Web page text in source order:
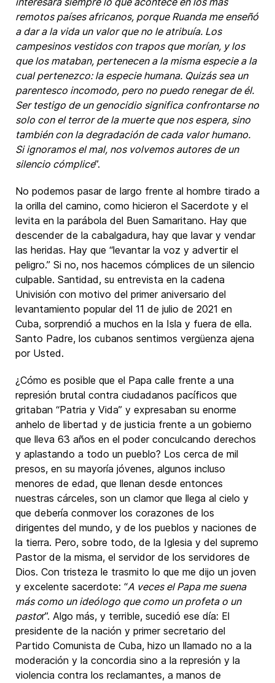
remotos países africanos, porque Ruanda me enseñó
a dar a la vida un valor que no le atribuía. Los
campesinos vestidos con trapos que morían, y los
que los mataban, pertenecen a la misma especie a la
cual pertenezco: la especie humana. Quizás sea un
parentesco incomodo, pero no puedo renegar de él.
Ser testigo de un genocidio significa confrontarse no
solo con el terror de la muerte que nos espera, sino
también con la degradación de cada valor humano.
Si ignoramos el mal, nos volvemos autores de un
silencio cómplice”.
No podemos pasar de largo frente al hombre tirado a
la orilla del camino, como hicieron el Sacerdote y el
levita en la parábola del Buen Samaritano. Hay que
descender de la cabalgadura, hay que lavar y vendar
las heridas. Hay que “levantar la voz y advertir el
peligro.” Si no, nos hacemos cómplices de un silencio
culpable. Santidad, su entrevista en la cadena
Univisión con motivo del primer aniversario del
levantamiento popular del 11 de julio de 2021 en
Cuba, sorprendió a muchos en la Isla y fuera de ella.
Santo Padre, los cubanos sentimos vergüenza ajena
por Usted.
¿Cómo es posible que el Papa calle frente a una
represión brutal contra ciudadanos pacíficos que
gritaban “Patria y Vida” y expresaban su enorme
anhelo de libertad y de justicia frente a un gobierno
que lleva 63 años en el poder conculcando derechos
y aplastando a todo un pueblo? Los cerca de mil
presos, en su mayoría jóvenes, algunos incluso
menores de edad, que llenan desde entonces
nuestras cárceles, son un clamor que llega al cielo y
que debería conmover los corazones de los
dirigentes del mundo, y de los pueblos y naciones de
la tierra. Pero, sobre todo, de la Iglesia y del supremo
Pastor de la misma, el servidor de los servidores de
Dios. Con tristeza le trasmito lo que me dijo un joven
y excelente sacerdote: “A veces el Papa me suena
más como un ideólogo que como un profeta o un
pastor”. Algo más, y terrible, sucedió ese día: El
presidente de la nación y primer secretario del
Partido Comunista de Cuba, hizo un llamado no a la
moderación y la concordia sino a la represión y la
violencia contra los reclamantes, a manos de